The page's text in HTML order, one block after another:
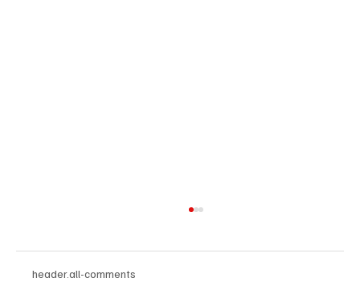
header.all-comments